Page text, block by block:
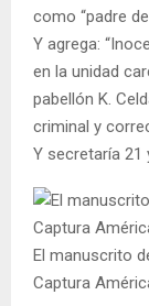
como “padre
Y agrega:
en la unidad
pabellón K.
criminal y
Y secretaría 21
El manuscrito
Captura